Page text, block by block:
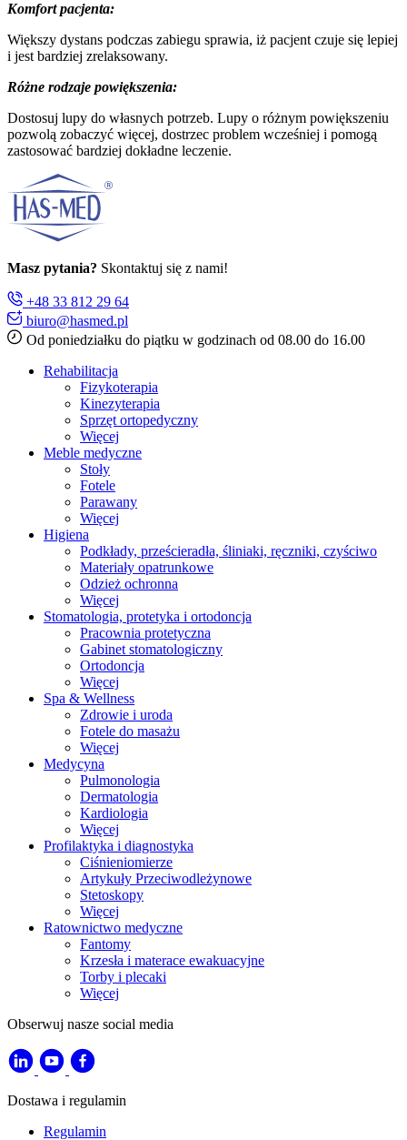
Komfort pacjenta:
Większy dystans podczas zabiegu sprawia, iż pacjent czuje się lepiej
i jest bardziej zrelaksowany.
Różne rodzaje powiększenia:
Dostosuj lupy do własnych potrzeb. Lupy o różnym powiększeniu
pozwolą zobaczyć więcej, dostrzec problem wcześniej i pomogą
zastosować bardziej dokładne leczenie.
Masz pytania? Skontaktuj się z nami!
+48 33 812 29 64
biuro@hasmed.pl
Od poniedziałku do piątku w godzinach od 08.00 do 16.00
Rehabilitacja
Fizykoterapia
Kinezyterapia
Sprzęt ortopedyczny
Więcej
Meble medyczne
Stoły
Fotele
Parawany
Więcej
Higiena
Podkłady, prześcieradła, śliniaki, ręczniki, czyściwo
Materiały opatrunkowe
Odzież ochronna
Więcej
Stomatologia, protetyka i ortodoncja
Pracownia protetyczna
Gabinet stomatologiczny
Ortodoncja
Więcej
Spa & Wellness
Zdrowie i uroda
Fotele do masażu
Więcej
Medycyna
Pulmonologia
Dermatologia
Kardiologia
Więcej
Profilaktyka i diagnostyka
Ciśnieniomierze
Artykuły Przeciwodleżynowe
Stetoskopy
Więcej
Ratownictwo medyczne
Fantomy
Krzesła i materace ewakuacyjne
Torby i plecaki
Więcej
Obserwuj nasze social media
Dostawa i regulamin
Regulamin